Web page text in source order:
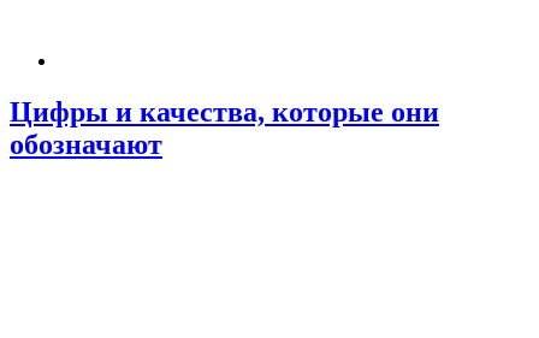
Цифры и качества, которые они
обозначают